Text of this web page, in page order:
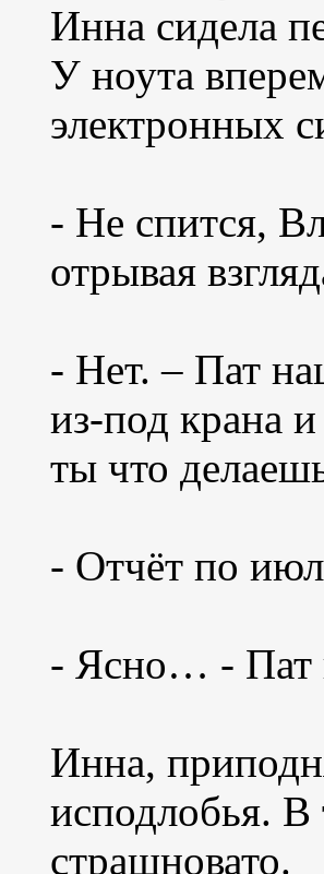
Инна сидела
У ноута
электронных
- Не спится,
отрывая
- Нет. – Пат
из-под крана
ты что
- Отчёт по
- Ясно… - Пат
Инна,
исподлобья. В
страшновато.